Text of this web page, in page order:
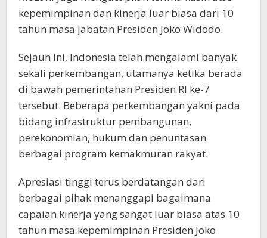
kepemimpinan dan kinerja luar biasa dari 10
tahun masa jabatan Presiden Joko Widodo.
Sejauh ini, Indonesia telah mengalami banyak
sekali perkembangan, utamanya ketika berada
di bawah pemerintahan Presiden RI ke-7
tersebut. Beberapa perkembangan yakni pada
bidang infrastruktur pembangunan,
perekonomian, hukum dan penuntasan
berbagai program kemakmuran rakyat.
Apresiasi tinggi terus berdatangan dari
berbagai pihak menanggapi bagaimana
capaian kinerja yang sangat luar biasa atas 10
tahun masa kepemimpinan Presiden Joko